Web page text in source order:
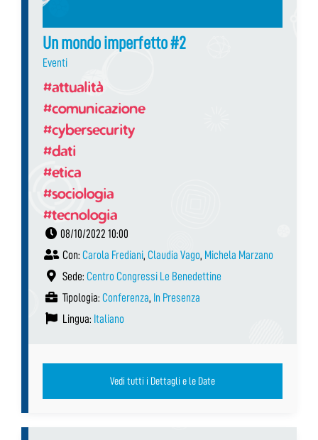
Un mondo imperfetto #2
Eventi
#attualità
#comunicazione
#cybersecurity
#dati
#etica
#sociologia
#tecnologia
08/10/2022 10:00
Con: Carola Frediani, Claudia Vago, Michela Marzano
Sede: Centro Congressi Le Benedettine
Tipologia: Conferenza, In Presenza
Lingua: Italiano
Vedi tutti i Dettagli e le Date